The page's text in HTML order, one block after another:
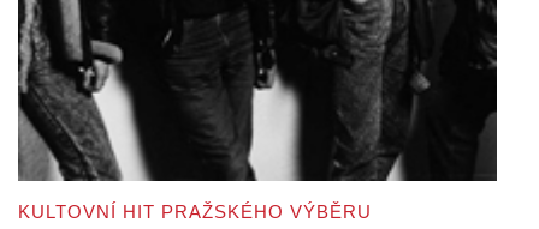
KULTOVNÍ HIT PRAŽSKÉHO VÝBĚRU